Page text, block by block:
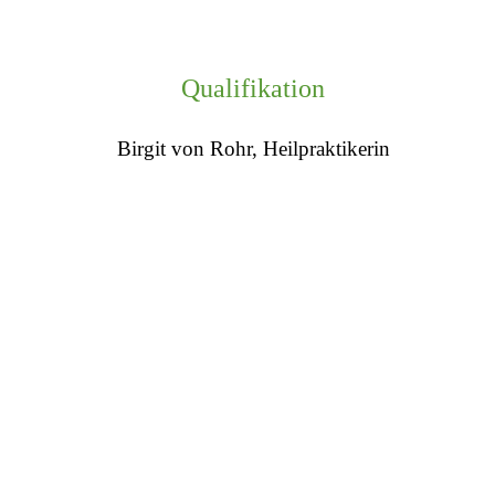
Qualifikation
Birgit von Rohr, Heilpraktikerin